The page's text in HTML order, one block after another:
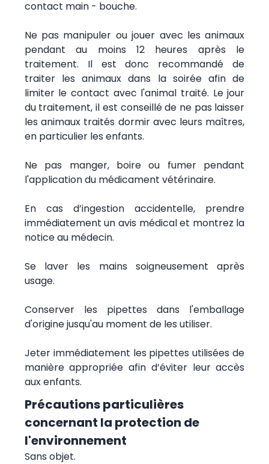
contact main - bouche.
Ne pas manipuler ou jouer avec les animaux
pendant au moins 12 heures après le
traitement. Il est donc recommandé de
traiter les animaux dans la soirée afin de
limiter le contact avec l'animal traité. Le jour
du traitement, il est conseillé de ne pas laisser
les animaux traités dormir avec leurs maîtres,
en particulier les enfants.
Ne pas manger, boire ou fumer pendant
l'application du médicament vétérinaire.
En cas d’ingestion accidentelle, prendre
immédiatement un avis médical et montrez la
notice au médecin.
Se laver les mains soigneusement après
usage.
Conserver les pipettes dans l'emballage
d'origine jusqu'au moment de les utiliser.
Jeter immédiatement les pipettes utilisées de
manière appropriée afin d’éviter leur accès
aux enfants.
Précautions particulières
concernant la protection de
l'environnement
Sans objet.